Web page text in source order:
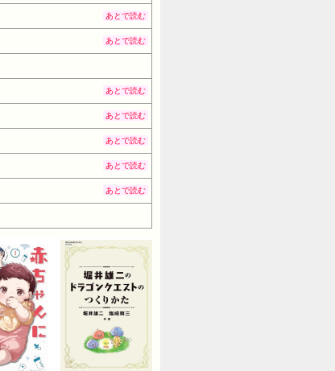
あとで読む
あとで読む
あとで読む
あとで読む
あとで読む
あとで読む
あとで読む